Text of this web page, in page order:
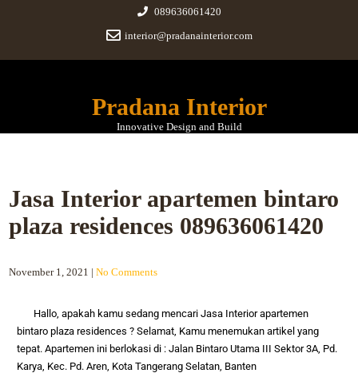
089636061420
interior@pradanainterior.com
Pradana Interior
Innovative Design and Build
Jasa Interior apartemen bintaro
plaza residences 089636061420
November 1, 2021 |No Comments
Hallo, apakah kamu sedang mencariJasa Interior apartemen
bintaro plaza residences? Selamat, Kamu menemukan artikel yang
tepat. Apartemen ini berlokasi di : Jalan Bintaro Utama III Sektor 3A, Pd.
Karya, Kec. Pd. Aren, Kota Tangerang Selatan, Banten